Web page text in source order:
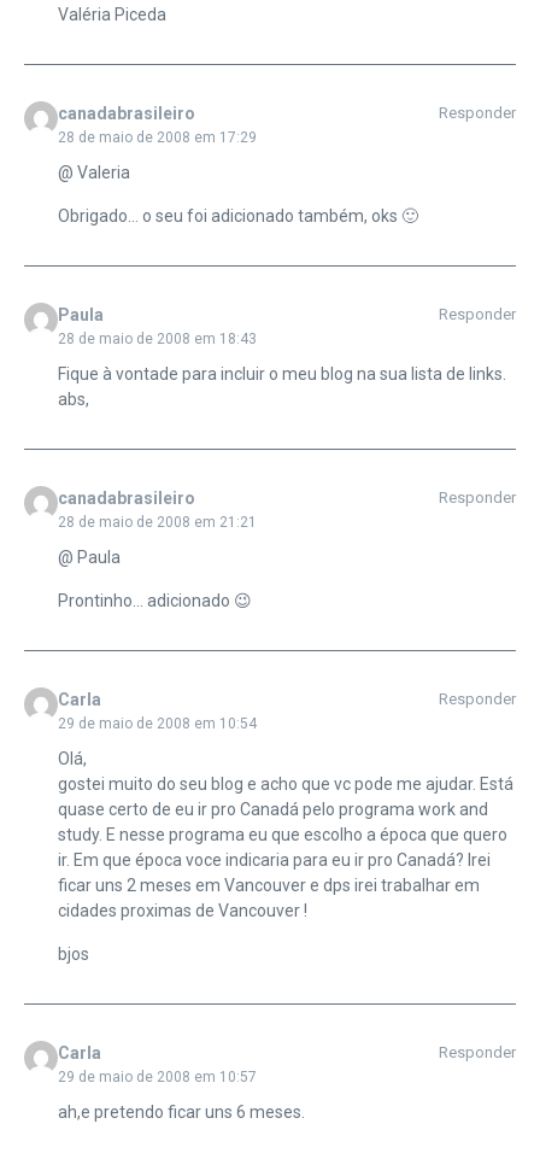
Valéria Piceda
canadabrasileiro
28 de maio de 2008 em 17:29
Responder
@ Valeria
Obrigado… o seu foi adicionado também, oks 🙂
Paula
28 de maio de 2008 em 18:43
Responder
Fique à vontade para incluir o meu blog na sua lista de links.
abs,
canadabrasileiro
28 de maio de 2008 em 21:21
Responder
@ Paula
Prontinho… adicionado 😉
Carla
29 de maio de 2008 em 10:54
Responder
Olá,
gostei muito do seu blog e acho que vc pode me ajudar. Está
quase certo de eu ir pro Canadá pelo programa work and
study. E nesse programa eu que escolho a época que quero
ir. Em que época voce indicaria para eu ir pro Canadá? Irei
ficar uns 2 meses em Vancouver e dps irei trabalhar em
cidades proximas de Vancouver !
bjos
Carla
29 de maio de 2008 em 10:57
Responder
ah,e pretendo ficar uns 6 meses.